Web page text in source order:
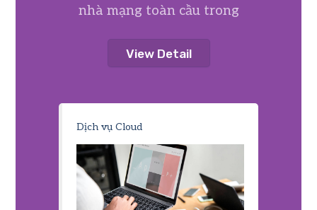
Dịch vụ Cloud
nhà mạng toàn cầu trong
View Detail